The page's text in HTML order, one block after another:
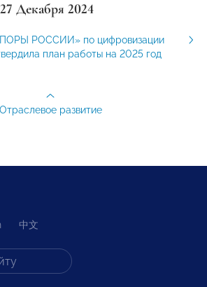
27 Декабря 2024
РОССИИ» по цифровизации
план работы на 2025 год
Отраслевое развитие
中文